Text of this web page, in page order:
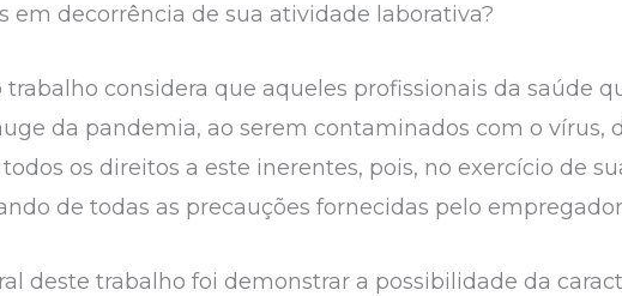
em decorrência de sua atividade laborativa?
trabalho considera que aqueles profissionais da saúde
da pandemia, ao serem contaminados com o vírus,
os direitos a este inerentes, pois, no exercício de
de todas as precauções fornecidas pelo
deste trabalho foi demonstrar a possibilidade da